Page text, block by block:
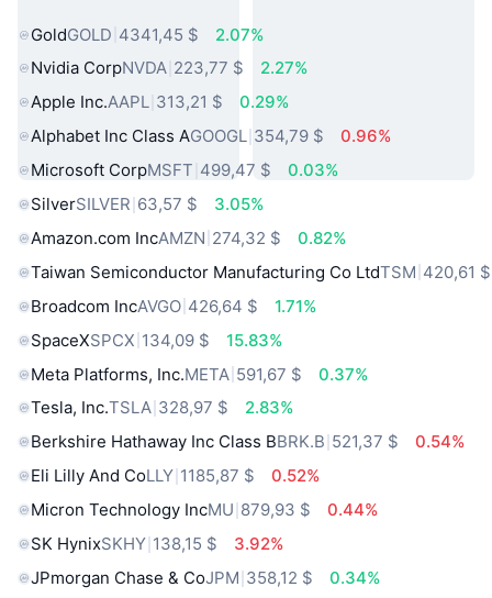
GoldGOLD 4341,45 $
2.07%
Nvidia CorpNVDA 223,77 $
2.27%
Apple Inc.AAPL 313,21 $
0.29%
Alphabet Inc Class AGOOGL 354,79 $
0.96%
Microsoft CorpMSFT 499,47 $
0.03%
SilverSILVER 63,57 $
3.05%
Amazon.com IncAMZN 274,32 $
0.82%
Taiwan Semiconductor Manufacturing Co LtdTSM 420,61 $
Broadcom IncAVGO 426,64 $
1.71%
SpaceXSPCX 134,09 $
15.83%
Meta Platforms, Inc.META 591,67 $
0.37%
Tesla, Inc.TSLA 328,97 $
2.83%
Berkshire Hathaway Inc Class BBRK.B 521,37 $
0.54%
Eli Lilly And CoLLY 1185,87 $
0.52%
Micron Technology IncMU 879,93 $
0.44%
SK HynixSKHY 138,15 $
3.92%
JPmorgan Chase & CoJPM 358,12 $
0.34%